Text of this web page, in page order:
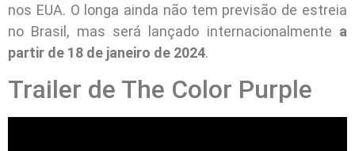
nos EUA. O longa ainda não tem previsão de estreia
no Brasil, mas será lançado internacionalmente a
partir de 18 de janeiro de 2024.
Trailer de The Color Purple